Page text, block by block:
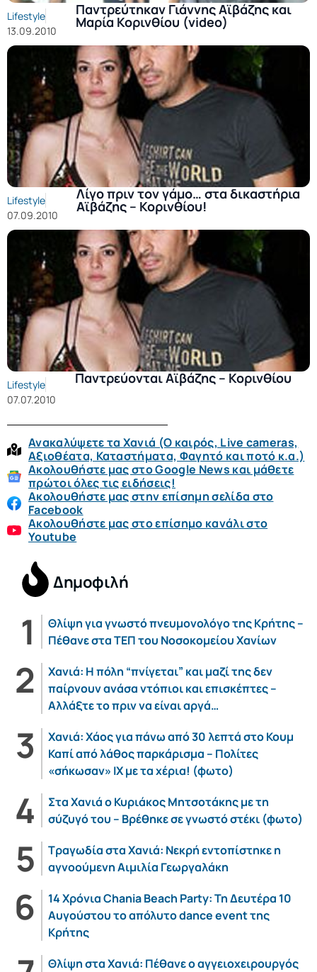
Lifestyle
13.09.2010
Παντρεύτηκαν Γιάννης Αϊβάζης και
Μαρία Κορινθίου (video)
Lifestyle
07.09.2010
Λίγο πριν τον γάμο… στα δικαστήρια
Αϊβάζης – Κορινθίου!
Lifestyle
07.07.2010
Παντρεύονται Αϊβάζης – Κορινθίου
Ανακαλύψετε τα Χανιά (O καιρός, Live cameras,
Αξιοθέατα, Καταστήματα, Φαγητό και ποτό κ.α.)
Ακολουθήστε μας στο Google News και μάθετε
πρώτοι όλες τις ειδήσεις!
Ακολουθήστε μας στην επίσημη σελίδα στο
Facebook
Ακολουθήστε μας στο επίσημο κανάλι στο
Youtube
Δημοφιλή
Θλίψη για γνωστό πνευμονολόγο της Κρήτης –
Πέθανε στα ΤΕΠ του Νοσοκομείου Χανίων
Χανιά: Η πόλη “πνίγεται” και μαζί της δεν
παίρνουν ανάσα ντόπιοι και επισκέπτες –
Αλλάξτε το πριν να είναι αργά…
Χανιά: Χάος για πάνω από 30 λεπτά στο Κουμ
Καπί από λάθος παρκάρισμα – Πολίτες
«σήκωσαν» ΙΧ με τα χέρια! (φωτο)
Στα Χανιά ο Κυριάκος Μητσοτάκης με τη
σύζυγό του – Βρέθηκε σε γνωστό στέκι (φωτο)
Τραγωδία στα Χανιά: Νεκρή εντοπίστηκε η
αγνοούμενη Αιμιλία Γεωργαλάκη
14 Χρόνια Chania Beach Party: Τη Δευτέρα 10
Αυγούστου το απόλυτο dance event της
Κρήτης
Θλίψη στα Χανιά: Πέθανε ο αγγειοχειρουργός